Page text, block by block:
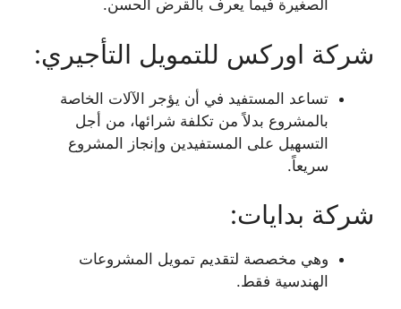
الصغيرة فيما يعرف بالقرض الحسن.
شركة اوركس للتمويل التأجيري:
تساعد المستفيد في أن يؤجر الآلات الخاصة
بالمشروع بدلاً من تكلفة شرائها، من أجل
التسهيل على المستفيدين وإنجاز المشروع
سريعاً.
شركة بدايات:
وهي مخصصة لتقديم تمويل المشروعات
الهندسية فقط.